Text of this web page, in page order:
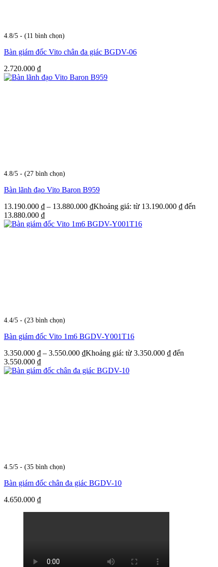
4.8/5 - (11 bình chọn)
Bàn giám đốc Vito chân đa giác BGDV-06
2.720.000 ₫
4.8/5 - (27 bình chọn)
Bàn lãnh đạo Vito Baron B959
13.190.000 ₫ – 13.880.000 ₫Khoảng giá: từ 13.190.000 ₫ đến
13.880.000 ₫
4.4/5 - (23 bình chọn)
Bàn giám đốc Vito 1m6 BGDV-Y001T16
3.350.000 ₫ – 3.550.000 ₫Khoảng giá: từ 3.350.000 ₫ đến
3.550.000 ₫
4.5/5 - (35 bình chọn)
Bàn giám đốc chân đa giác BGDV-10
4.650.000 ₫